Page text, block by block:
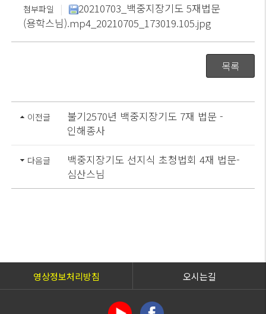
첨부파일 |
20210703_백중지장기도 5재법문
(용학스님).mp4_20210705_173019.105.jpg
목록
이전글
불기2570년 백중지장기도 7재 법문 -
인해종사
다음글
백중지장기도 선지식 초청법회 4재 법문-
심산스님
영상정보처리방침 오시는길